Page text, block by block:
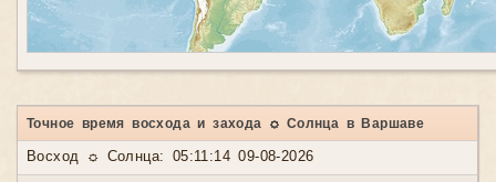
Точное время восхода и захода ☼ Солнца в Варшаве
Восход ☼ Солнца: 05:11:14 09-08-2026